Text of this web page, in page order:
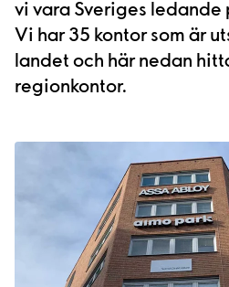
vi vara Sveriges
Vi har 35 kontor som är
landet och här nedan
regionkontor.